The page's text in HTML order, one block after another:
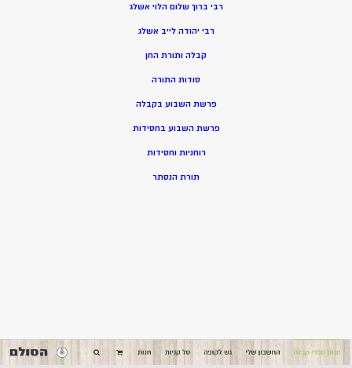
רבי ברוך שלום הלוי אשלג
רבי יהודה לייב אשלג
קבלה ותורת החן
סודות התורה
פרשת השבוע בקבלה
פרשת השבוע בחסידות
רוחניות וחסידות
תורת הנסתר